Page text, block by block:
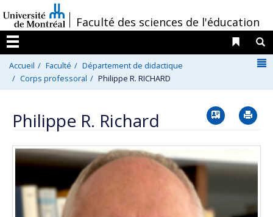
au
contenu
/Faculté des sciences de l'éducation
Menu
Liens
Accueil Faculté
Département de didactique
Corps professoral
Philippe R. RICHARD
Philippe R. Richard Vcard